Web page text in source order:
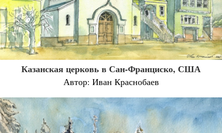
Казанская церковь в Сан-Франциско, США
Автор: Иван Краснобаев